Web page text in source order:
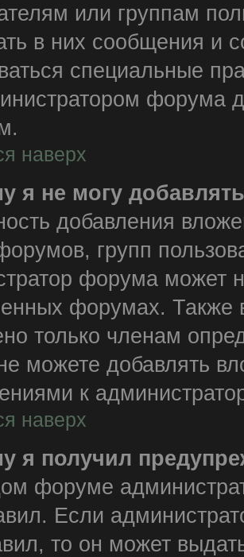
или группам
в них сообщения и
специальные
форума
наверх
я не могу
добавления
групп
форума может
форумах. Также
только членам
можете добавлять
к
наверх
я получил
форуме
Если
то он может